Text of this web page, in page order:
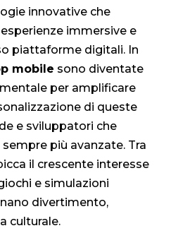
innovative che
immersive e
piattaforme digitali. In
mobile sono diventate
per amplificare
di queste
e sviluppatori che
più avanzate. Tra
il crescente interesse
e simulazioni
divertimento,
culturale.